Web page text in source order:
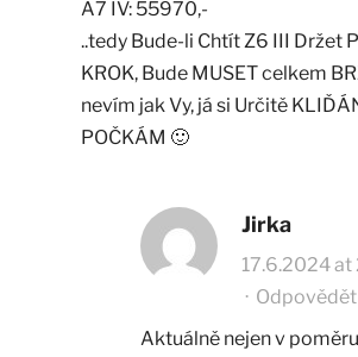
A7 IV: 55970,-
..tedy Bude-li Chtít Z6 III Držet
KROK, Bude MUSET celkem
nevím jak Vy, já si Určitě
POČKÁM 🙂
Jirka
17.6.2024 at
· Odpovědět
Aktuálně nejen v